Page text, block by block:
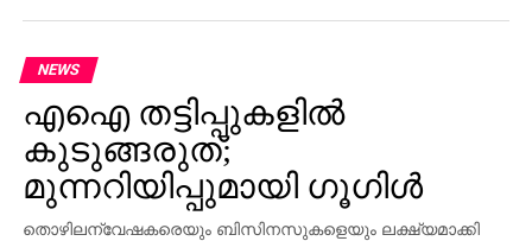
NEWS
എഐ തട്ടിപ്പുകളില്‍
കുടുങ്ങരുത്;
മുന്നറിയിപ്പുമായി ഗൂഗിള്‍
തൊഴിലന്വേഷകരെയും ബിസിനസുകളെയും ലക്ഷ്യമാക്കി